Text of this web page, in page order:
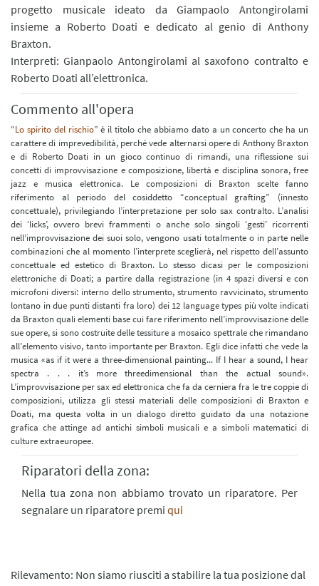
progetto musicale ideato da Giampaolo Antongirolami
insieme a Roberto Doati e dedicato al genio di Anthony
Braxton.
Interpreti: Gianpaolo Antongirolami al saxofono contralto e
Roberto Doati all’elettronica.
Commento all'opera
“Lo spirito del rischio” è il titolo che abbiamo dato a un concerto che ha un
carattere di imprevedibilità, perché vede alternarsi opere di Anthony Braxton
e di Roberto Doati in un gioco continuo di rimandi, una riflessione sui
concetti di improvvisazione e composizione, libertà e disciplina sonora, free
jazz e musica elettronica. Le composizioni di Braxton scelte fanno
riferimento al periodo del cosiddetto “conceptual grafting” (innesto
concettuale), privilegiando l’interpretazione per solo sax contralto. L’analisi
dei ‘licks’, ovvero brevi frammenti o anche solo singoli ‘gesti’ ricorrenti
nell’improvvisazione dei suoi solo, vengono usati totalmente o in parte nelle
combinazioni che al momento l’interprete sceglierà, nel rispetto dell’assunto
concettuale ed estetico di Braxton. Lo stesso dicasi per le composizioni
elettroniche di Doati; a partire dalla registrazione (in 4 spazi diversi e con
microfoni diversi: interno dello strumento, strumento ravvicinato, strumento
lontano in due punti distanti fra loro) dei 12 language types più volte indicati
da Braxton quali elementi base cui fare riferimento nell’improvvisazione delle
sue opere, si sono costruite delle tessiture a mosaico spettrale che rimandano
all’elemento visivo, tanto importante per Braxton. Egli dice infatti che vede la
musica «as if it were a three-dimensional painting... If I hear a sound, I hear
spectra . . . it’s more threedimensional than the actual sound».
L’improvvisazione per sax ed elettronica che fa da cerniera fra le tre coppie di
composizioni, utilizza gli stessi materiali delle composizioni di Braxton e
Doati, ma questa volta in un dialogo diretto guidato da una notazione
grafica che attinge ad antichi simboli musicali e a simboli matematici di
culture extraeuropee.
Riparatori della zona:
Nella tua zona non abbiamo trovato un riparatore. Per
segnalare un riparatore premi qui
Rilevamento: Non siamo riusciti a stabilire la tua posizione dal